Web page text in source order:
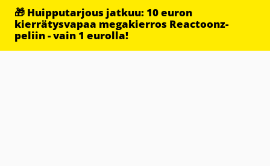
🎁 Huipputarjous jatkuu: 10 euron
kierrätysvapaa megakierros Reactoonz-
peliin - vain 1 eurolla!